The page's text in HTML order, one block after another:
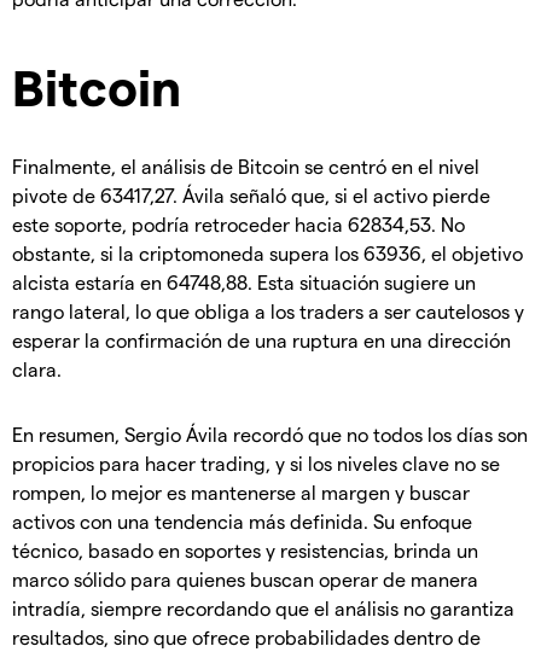
Bitcoin
Finalmente, el análisis de Bitcoin se centró en el nivel
pivote de 63417,27. Ávila señaló que, si el activo pierde
este soporte, podría retroceder hacia 62834,53. No
obstante, si la criptomoneda supera los 63936, el objetivo
alcista estaría en 64748,88. Esta situación sugiere un
rango lateral, lo que obliga a los traders a ser cautelosos y
esperar la confirmación de una ruptura en una dirección
clara.
En resumen, Sergio Ávila recordó que no todos los días son
propicios para hacer trading, y si los niveles clave no se
rompen, lo mejor es mantenerse al margen y buscar
activos con una tendencia más definida. Su enfoque
técnico, basado en soportes y resistencias, brinda un
marco sólido para quienes buscan operar de manera
intradía, siempre recordando que el análisis no garantiza
resultados, sino que ofrece probabilidades dentro de